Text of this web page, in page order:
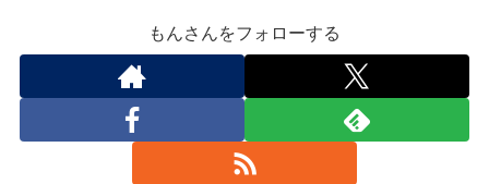
もんさんをフォローする